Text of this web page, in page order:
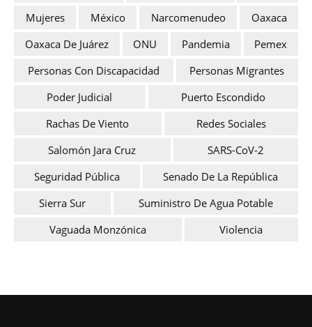
Mujeres
México Narcomenudeo
Oaxaca
Oaxaca De Juárez
ONU Pandemia
Pemex
Personas Con Discapacidad
Personas Migrantes
Poder Judicial
Puerto Escondido
Rachas De Viento
Redes Sociales
Salomón Jara Cruz
SARS-CoV-2
Seguridad Pública
Senado De La República
Sierra Sur
Suministro De Agua Potable
Vaguada Monzónica
Violencia